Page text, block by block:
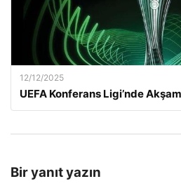
12/12/2025
UEFA Konferans Ligi’nde
Bir yanıt yazın